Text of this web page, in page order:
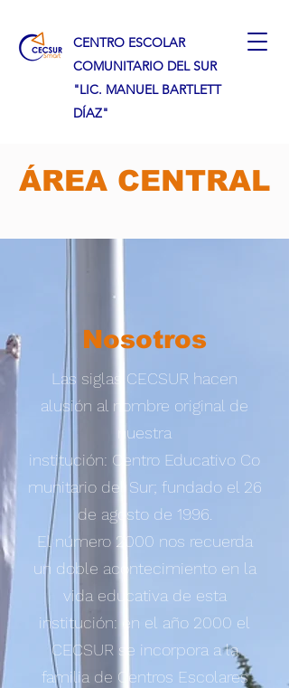
CENTRO ESCOLAR
COMUNITARIO DEL SUR
"LIC. MANUEL BARTLETT
DÍAZ"
​ÁREA CENTRAL
Nosotros
Las siglas CECSUR hacen
alusión al nombre original de
nuestra
institución: Centro Educativo Co
munitario del Sur; fundado el 26
de agosto de 1996.
El número 2000 nos recuerda
un doble acontecimiento en la
vida educativa de esta
institución: en el año 2000 el
CECSUR se incorpora a la
familia de Centros Escolares